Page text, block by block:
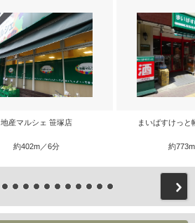
地産マルシェ 笹塚店
約402m／6分
まいばすけっと
約